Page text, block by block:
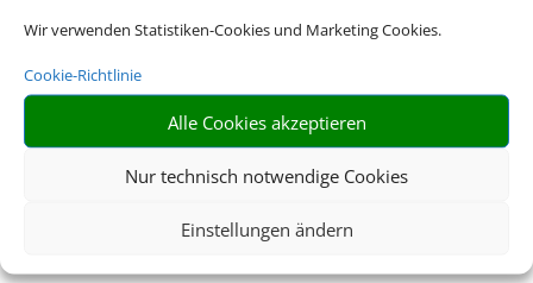
Wir verwenden Statistiken-Cookies und Marketing Cookies.
Cookie-Richtlinie
Alle Cookies akzeptieren
Nur technisch notwendige Cookies
Einstellungen ändern
IHR HOTEL-
EXPERTE FÜR
DEN